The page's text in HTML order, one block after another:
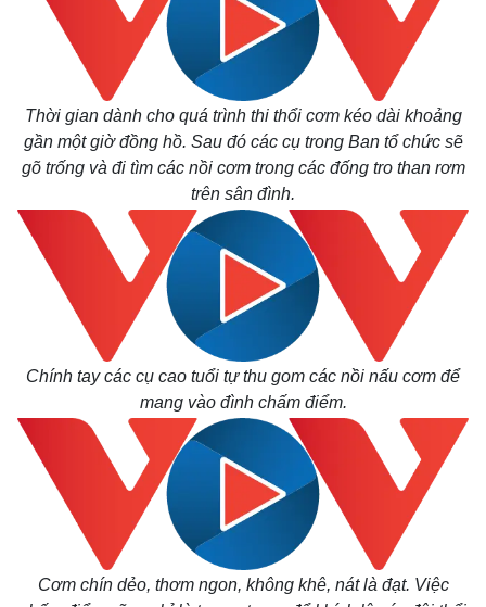
Kinh tế
Bất động sản
Khởi nghiệp
Thị trường
Giá vàng
Tiêu dùng
Tỷ giá
Chứng khoán
Giá cà phê
Thời gian dành cho quá trình thi thổi cơm kéo dài khoảng
gần một giờ đồng hồ. Sau đó các cụ trong Ban tổ chức sẽ
gõ trống và đi tìm các nồi cơm trong các đống tro than rơm
trên sân đình.
Chính tay các cụ cao tuổi tự thu gom các nồi nấu cơm để
mang vào đình chấm điểm.
Cơm chín dẻo, thơm ngon, không khê, nát là đạt. Việc